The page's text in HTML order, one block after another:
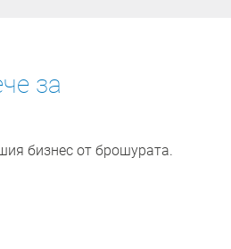
за
бизнес от брошурата.